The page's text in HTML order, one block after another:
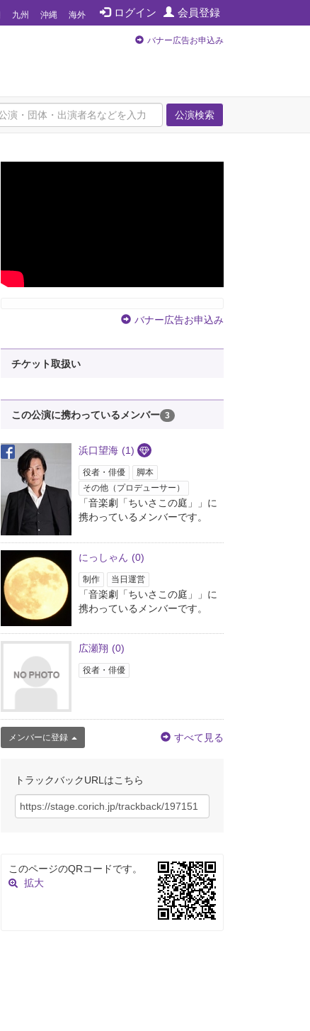
ログイン 会員登録
九州 沖縄 海外
バナー広告お申込み
公演検索
バナー広告お申込み
チケット取扱い
この公演に携わっているメンバー 3
浜口望海 (1)
役者・俳優
脚本
その他（プロデューサー）
「音楽劇「ちいさこの庭」」に
携わっているメンバーです。
にっしゃん (0)
制作 当日運営
「音楽劇「ちいさこの庭」」に
携わっているメンバーです。
広瀬翔 (0)
役者・俳優
メンバーに登録 すべて見る
トラックバックURLはこちら
このページのQRコードです。
拡大